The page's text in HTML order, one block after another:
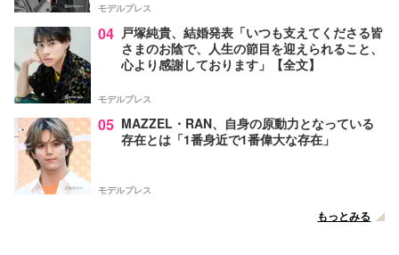
モデルプレス
04 戸塚純貴、結婚発表「いつも支えてくださる皆
さまのお陰で、人生の節目を迎えられること、
心より感謝しております」【全文】
モデルプレス
05 MAZZEL・RAN、自身の原動力となっている
存在とは「1番身近で1番偉大な存在」
モデルプレス
もっとみる